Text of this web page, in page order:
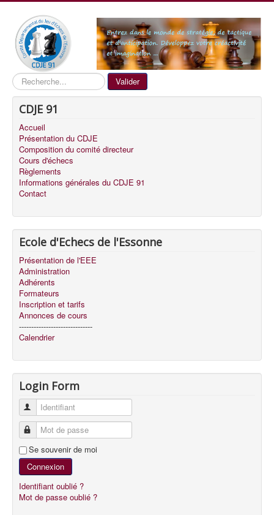
Recherche Valider
CDJE 91
Accueil
Présentation du CDJE
Composition du comité directeur
Cours d'échecs
Règlements
Informations générales du CDJE 91
Contact
Ecole d'Echecs de l'Essonne
Présentation de l'EEE
Administration
Adhérents
Formateurs
Inscription et tarifs
Annonces de cours
------------------------------
Calendrier
Login Form
Identifiant
Mot de passe
Se souvenir de moi
Connexion
Identifiant oublié ?
Mot de passe oublié ?